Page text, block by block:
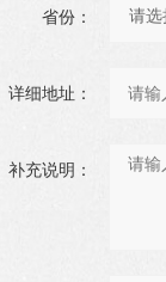
省份：
详细地址：
补充说明：